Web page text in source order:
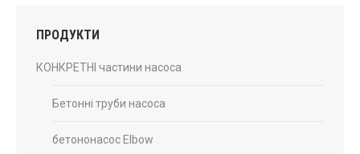
ПРОДУКТИ
КОНКРЕТНІ частини насоса
Бетонні труби насоса
бетононасос Elbow